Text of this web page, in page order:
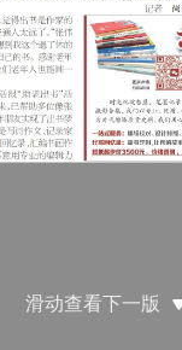
滑动查看下一版